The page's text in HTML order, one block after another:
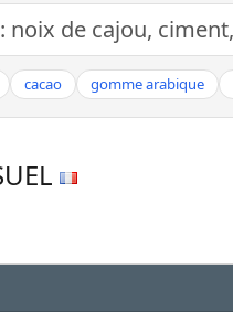
cacao gomme arabique